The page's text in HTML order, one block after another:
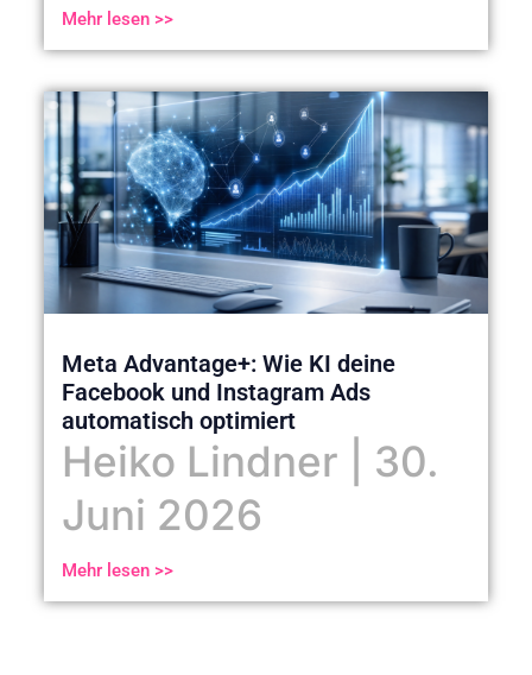
Mehr lesen >>
Meta Advantage+: Wie KI deine
Facebook und Instagram Ads
automatisch optimiert
Heiko Lindner
30.
Juni 2026
Mehr lesen >>